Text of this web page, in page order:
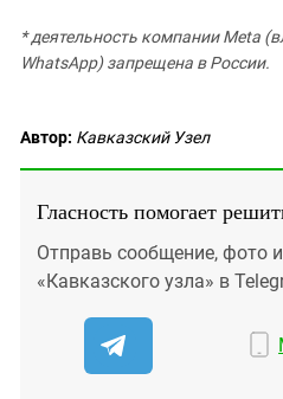
* деятельность компании Meta
WhatsApp) запрещена в России.
Автор: Кавказский Узел
Гласность помогает
Отправь сообщение, фото
«Кавказского узла» в